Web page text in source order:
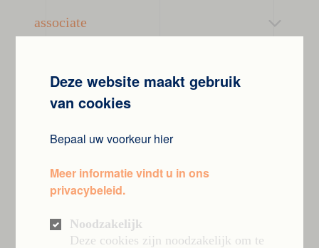
associate
Deze website maakt gebruik
van cookies
Bepaal uw voorkeur hier
Meer informatie vindt u in ons
privacybeleid.
Noodzakelijk
Deze cookies zijn noodzakelijk om te